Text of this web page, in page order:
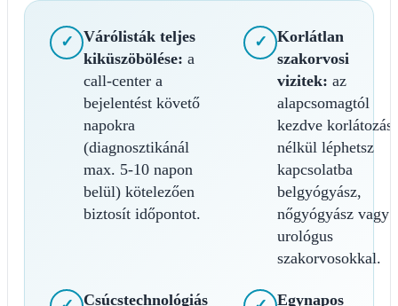
✓
Várólisták teljes
kiküszöbölése: a
call-center a
bejelentést követő
napokra
(diagnosztikánál
max. 5-10 napon
belül) kötelezően
biztosít időpontot.
✓
Korlátlan
szakorvosi
vizitek: az
alapcsomagtól
kezdve korlátozás
nélkül léphetsz
kapcsolatba
belgyógyász,
nőgyógyász vagy
urológus
szakorvosokkal.
Csúcstechnológiás
Egynapos